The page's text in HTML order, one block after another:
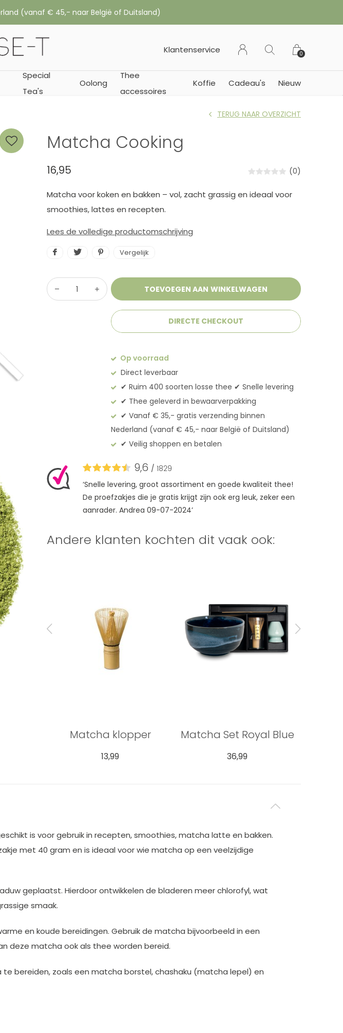
Special
Tea's
Oolong
Thee
accessoires
Koffie Cadeau's Nieuw
Klantenservice 0
(vanaf € 45,- naar België of Duitsland)
Matcha Cooking
TERUG NAAR OVERZICHT
16,95 (0)
Matcha voor koken en bakken – vol, zacht grassig en ideaal voor
smoothies, lattes en recepten.
Lees de volledige productomschrijving
Vergelijk
TOEVOEGEN AAN WINKELWAGEN
DIRECTE CHECKOUT
Op voorraad
Direct leverbaar
✔︎ Ruim 400 soorten losse thee ✔︎ Snelle levering
✔︎ Thee geleverd in bewaarverpakking
✔︎ Vanaf € 35,- gratis verzending binnen
Nederland (vanaf € 45,- naar België of Duitsland)
✔︎ Veilig shoppen en betalen
9,6 / 1829
‘Snelle levering, groot assortiment en goede kwaliteit thee!
De proefzakjes die je gratis krijgt zijn ook erg leuk, zeker een
aanrader. Andrea 09-07-2024’
Andere klanten kochten dit vaak ook:
Matcha klopper
13,99
Matcha Set Royal Blue
36,99
is voor gebruik in recepten, smoothies, matcha latte en bakken.
met 40 gram en is ideaal voor wie matcha op een veelzijdige
geplaatst. Hierdoor ontwikkelen de bladeren meer chlorofyl, wat
smaak.
en koude bereidingen. Gebruik de matcha bijvoorbeeld in een
deze matcha ook als thee worden bereid.
bereiden, zoals een matcha borstel, chashaku (matcha lepel) en